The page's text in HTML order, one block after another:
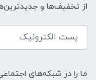
از تخفیف‌ها و
ما را در شبکه‌های